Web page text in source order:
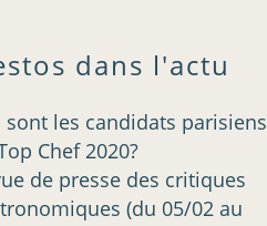
dans l'actu
sont les candidats parisiens
Chef 2020?
de presse des critiques
(du 05/02 au